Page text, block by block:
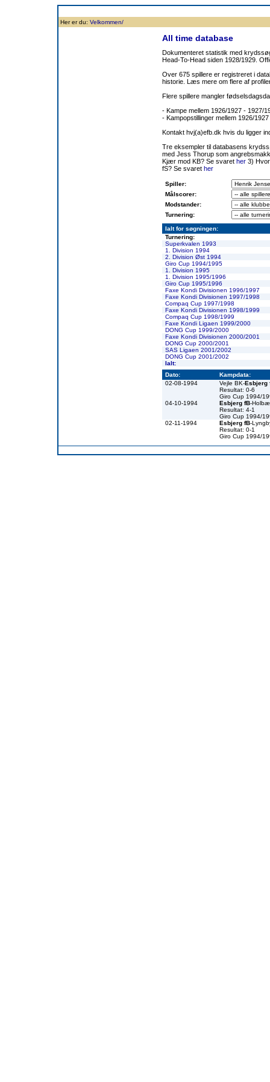
Her er du: Velkommen/
All time database
Dokumenteret statistik med
Head-To-Head siden 1928/1929.
Over 675 spillere er registreret i
historie. Læs mere om flere af
Flere spillere mangler
- Kampe mellem 1926/1927 - 1927/
- Kampopstillinger mellem 1926/
Kontakt hvj(a)efb.dk hvis du ligger
Tre eksempler til databasens
med Jess Thorup som
Kjær mod KB? Se svaret her 3)
fS? Se svaret her
Spiller:
Målscorer:
Modstander:
Turnering:
Ialt for søgningen:
Turnering:
Superkvalen 1993
1. Division 1994
2. Division Øst 1994
Giro Cup 1994/1995
1. Division 1995
1. Division 1995/1996
Giro Cup 1995/1996
Faxe Kondi Divisionen 1996/1997
Faxe Kondi Divisionen 1997/1998
Compaq Cup 1997/1998
Faxe Kondi Divisionen 1998/1999
Compaq Cup 1998/1999
Faxe Kondi Ligaen 1999/2000
DONG Cup 1999/2000
Faxe Kondi Divisionen 2000/2001
DONG Cup 2000/2001
SAS Ligaen 2001/2002
DONG Cup 2001/2002
Ialt:
Dato:
Kampdata:
02-08-1994
Vejle BK-Esbjerg
Resultat: 0-6
Giro Cup 1994/
04-10-1994
Esbjerg fB-
Resultat: 4-1
Giro Cup 1994/
02-11-1994
Esbjerg fB-
Resultat: 0-1
Giro Cup 1994/